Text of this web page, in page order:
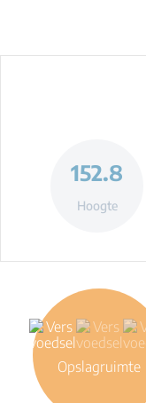
152.8
Hoogte
Opslagruimte